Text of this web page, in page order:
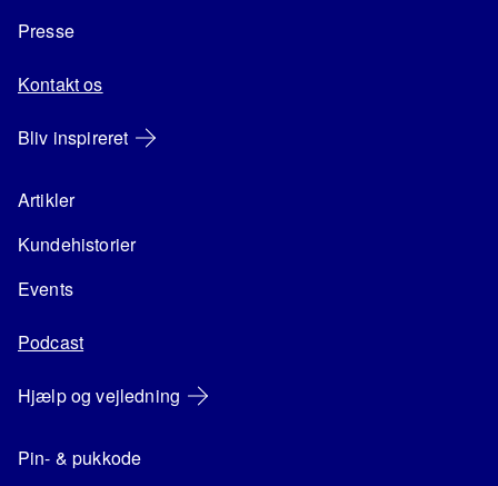
Presse
Kontakt os
Bliv inspireret
Artikler
Kundehistorier
Events
Podcast
Hjælp og vejledning
Pin- & pukkode